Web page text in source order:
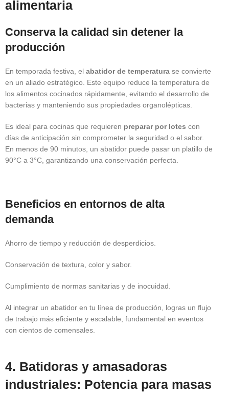
alimentaria
Conserva la calidad sin detener la
producción
En temporada festiva, el abatidor de temperatura se convierte
en un aliado estratégico. Este equipo reduce la temperatura de
los alimentos cocinados rápidamente, evitando el desarrollo de
bacterias y manteniendo sus propiedades organolépticas.
Es ideal para cocinas que requieren preparar por lotes con
días de anticipación sin comprometer la seguridad o el sabor.
En menos de 90 minutos, un abatidor puede pasar un platillo de
90°C a 3°C, garantizando una conservación perfecta.
Beneficios en entornos de alta
demanda
Ahorro de tiempo y reducción de desperdicios.
Conservación de textura, color y sabor.
Cumplimiento de normas sanitarias y de inocuidad.
Al integrar un abatidor en tu línea de producción, logras un flujo
de trabajo más eficiente y escalable, fundamental en eventos
con cientos de comensales.
4. Batidoras y amasadoras
industriales: Potencia para masas